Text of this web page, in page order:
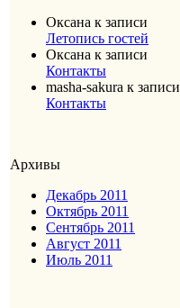
Оксана к записи
Летопись гостей
Оксана к записи
Контакты
masha-sakura к записи
Контакты
Архивы
Декабрь 2011
Октябрь 2011
Сентябрь 2011
Август 2011
Июль 2011